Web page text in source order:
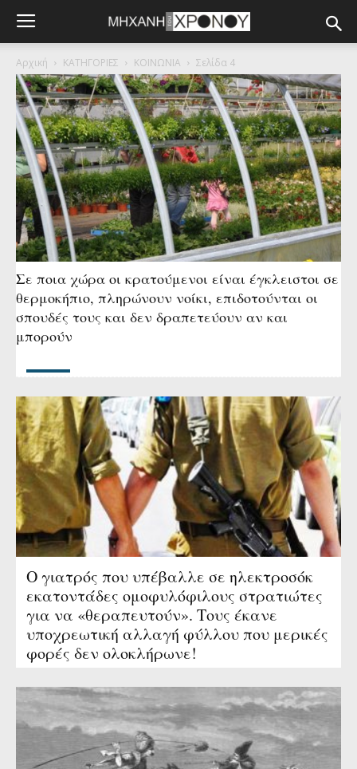
Αρχική ΚΑΤΗΓΟΡΙΕΣ ΚΟΙΝΩΝΙΑ Σελίδα 4
Σε ποια χώρα οι κρατούμενοι είναι έγκλειστοι σε
θερμοκήπιο, πληρώνουν νοίκι, επιδοτούνται οι
σπουδές τους και δεν δραπετεύουν αν και
μπορούν
Ο γιατρός που υπέβαλλε σε ηλεκτροσόκ
εκατοντάδες ομοφυλόφιλους στρατιώτες
για να «θεραπευτούν». Τους έκανε
υποχρεωτική αλλαγή φύλλου που μερικές
φορές δεν ολοκλήρωνε!